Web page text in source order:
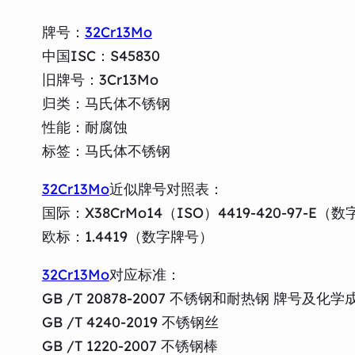
牌号： 32Cr13Mo
中国ISC：S45830
旧牌号：3Cr13Mo
归类：马氏体不锈钢
性能：耐腐蚀
标签：马氏体不锈钢
32Cr13Mo近似牌号对照表：
国际：X38CrMo14（ISO）4419-420-97-E（数
欧标：1.4419（数字牌号）
32Cr13Mo对应标准：
GB /T 20878-2007 不锈钢和耐热钢 牌号及化学
GB /T 4240-2019 不锈钢丝
GB /T 1220-2007 不锈钢棒